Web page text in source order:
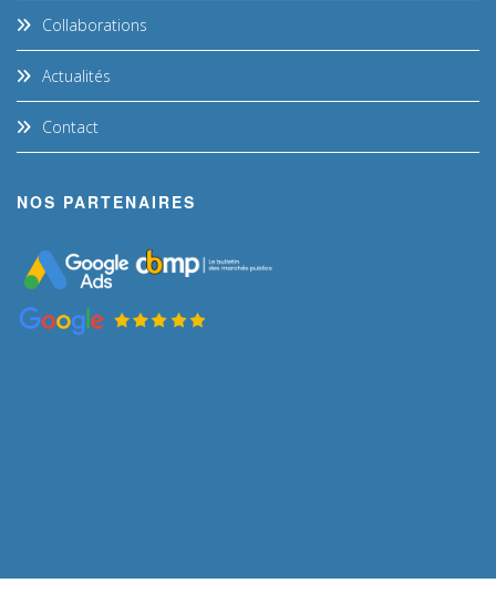
Collaborations
Actualités
Contact
NOS PARTENAIRES